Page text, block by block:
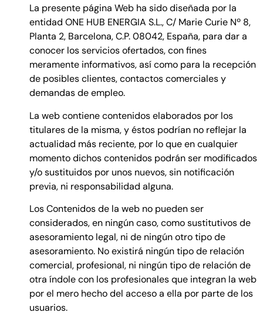
ÚNETE AL EQUIPO
BLOG
La presente página Web ha sido diseñada por la
entidad ONE HUB ENERGIA S.L., C/ Marie Curie Nº 8,
Planta 2, Barcelona, C.P. 08042, España, para dar a
conocer los servicios ofertados, con fines
meramente informativos, así como para la recepción
de posibles clientes, contactos comerciales y
demandas de empleo.
La web contiene contenidos elaborados por los
titulares de la misma, y éstos podrían no reflejar la
actualidad más reciente, por lo que en cualquier
momento dichos contenidos podrán ser modificados
y/o sustituidos por unos nuevos, sin notificación
previa, ni responsabilidad alguna.
Los Contenidos de la web no pueden ser
considerados, en ningún caso, como sustitutivos de
asesoramiento legal, ni de ningún otro tipo de
asesoramiento. No existirá ningún tipo de relación
comercial, profesional, ni ningún tipo de relación de
otra índole con los profesionales que integran la web
por el mero hecho del acceso a ella por parte de los
usuarios.